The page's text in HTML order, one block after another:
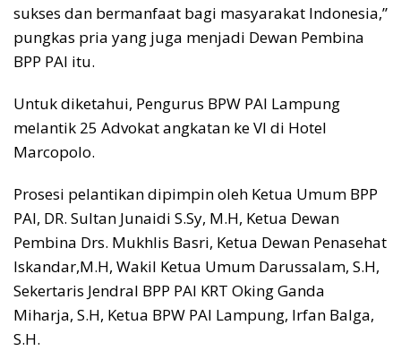
sukses dan bermanfaat bagi masyarakat Indonesia,”
pungkas pria yang juga menjadi Dewan Pembina
BPP PAI itu.
Untuk diketahui, Pengurus BPW PAI Lampung
melantik 25 Advokat angkatan ke VI di Hotel
Marcopolo.
Prosesi pelantikan dipimpin oleh Ketua Umum BPP
PAI, DR. Sultan Junaidi S.Sy, M.H, Ketua Dewan
Pembina Drs. Mukhlis Basri, Ketua Dewan Penasehat
Iskandar,M.H, Wakil Ketua Umum Darussalam, S.H,
Sekertaris Jendral BPP PAI KRT Oking Ganda
Miharja, S.H, Ketua BPW PAI Lampung, Irfan Balga,
S.H.